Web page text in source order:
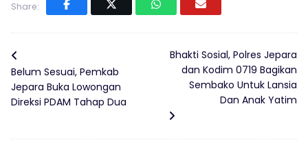
Share:
Belum Sesuai, Pemkab
Jepara Buka Lowongan
Direksi PDAM Tahap Dua
Bhakti Sosial, Polres Jepara
dan Kodim 0719 Bagikan
Sembako Untuk Lansia
Dan Anak Yatim